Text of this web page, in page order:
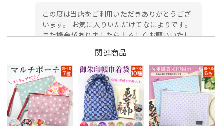
この度は当店をご利用いただきありがとうござ
います。 お気に入りいただけてなによりです。
また機会がありましたらよろしくお願いいたし
御朱印帳 京都 金襴 龍虎(黒)大判サイズ
2026/05/24
関連商品